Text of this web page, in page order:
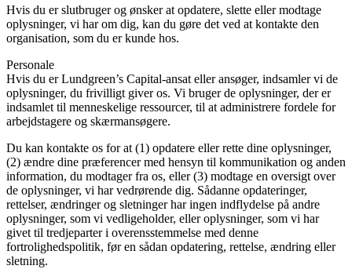
Hvis du er slutbruger og ønsker at opdatere, slette eller modtage
oplysninger, vi har om dig, kan du gøre det ved at kontakte den
organisation, som du er kunde hos.
Personale
Hvis du er Lundgreen’s Capital-ansat eller ansøger, indsamler vi de
oplysninger, du frivilligt giver os. Vi bruger de oplysninger, der er
indsamlet til menneskelige ressourcer, til at administrere fordele for
arbejdstagere og skærmansøgere.
Du kan kontakte os for at (1) opdatere eller rette dine oplysninger,
(2) ændre dine præferencer med hensyn til kommunikation og anden
information, du modtager fra os, eller (3) modtage en oversigt over
de oplysninger, vi har vedrørende dig. Sådanne opdateringer,
rettelser, ændringer og sletninger har ingen indflydelse på andre
oplysninger, som vi vedligeholder, eller oplysninger, som vi har
givet til tredjeparter i overensstemmelse med denne
fortrolighedspolitik, før en sådan opdatering, rettelse, ændring eller
sletning.